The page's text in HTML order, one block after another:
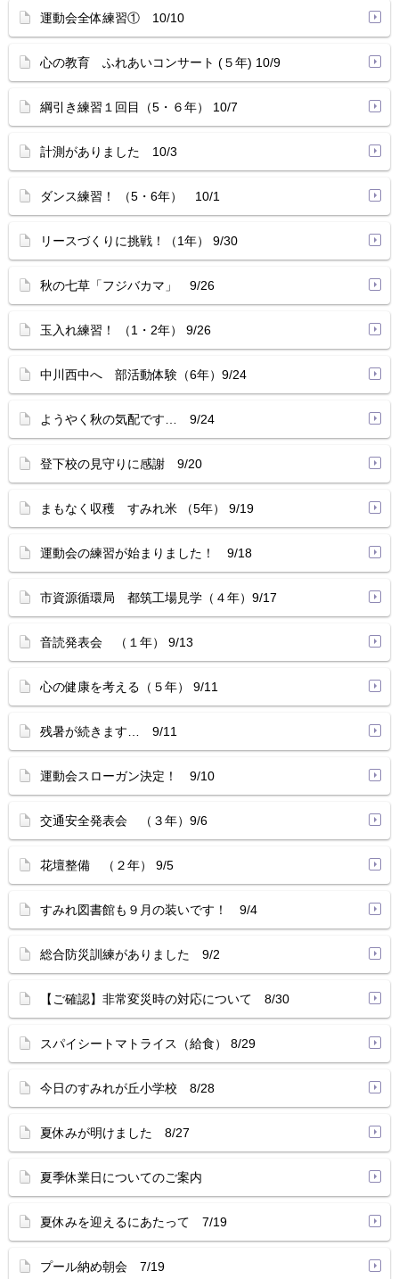
運動会全体練習① 10/10
心の教育 ふれあいコンサート (５年) 10/9
綱引き練習１回目（5・６年） 10/7
計測がありました 10/3
ダンス練習！ （5・6年） 10/1
リースづくりに挑戦！（1年） 9/30
秋の七草「フジバカマ」 9/26
玉入れ練習！ （1・2年） 9/26
中川西中へ 部活動体験（6年）9/24
ようやく秋の気配です… 9/24
登下校の見守りに感謝 9/20
まもなく収穫 すみれ米 （5年） 9/19
運動会の練習が始まりました！ 9/18
市資源循環局 都筑工場見学（４年）9/17
音読発表会 （１年） 9/13
心の健康を考える（５年） 9/11
残暑が続きます… 9/11
運動会スローガン決定！ 9/10
交通安全発表会 （３年）9/6
花壇整備 （２年） 9/5
すみれ図書館も９月の装いです！ 9/4
総合防災訓練がありました 9/2
【ご確認】非常変災時の対応について 8/30
スパイシートマトライス（給食） 8/29
今日のすみれが丘小学校 8/28
夏休みが明けました 8/27
夏季休業日についてのご案内
夏休みを迎えるにあたって 7/19
プール納め朝会 7/19